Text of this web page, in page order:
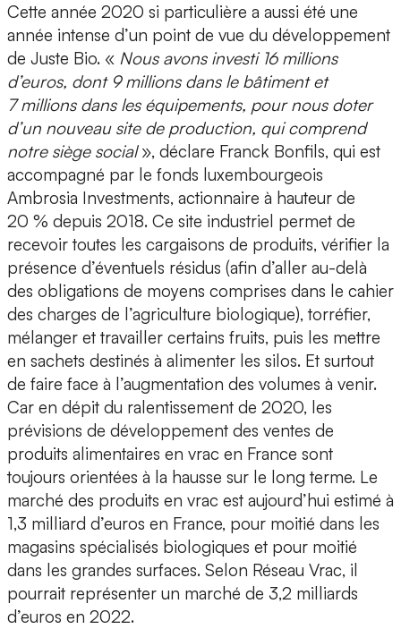
Cette année 2020 si particulière a aussi été une
année intense d’un point de vue du développement
de Juste Bio. « Nous avons investi 16 millions
d’euros, dont 9 millions dans le bâtiment et
7 millions dans les équipements, pour nous doter
d’un nouveau site de production, qui comprend
notre siège social», déclare Franck Bonfils, qui est
accompagné par le fonds luxembourgeois
Ambrosia Investments, actionnaire à hauteur de
20 % depuis 2018. Ce site industriel permet de
recevoir toutes les cargaisons de produits, vérifier la
présence d’éventuels résidus (afin d’aller au-delà
des obligations de moyens comprises dans le cahier
des charges de l’agriculture biologique), torréfier,
mélanger et travailler certains fruits, puis les mettre
en sachets destinés à alimenter les silos. Et surtout
de faire face à l’augmentation des volumes à venir.
Car en dépit du ralentissement de 2020, les
prévisions de développement des ventes de
produits alimentaires en vrac en France sont
toujours orientées à la hausse sur le long terme. Le
marché des produits en vrac est aujourd’hui estimé à
1,3 milliard d’euros en France, pour moitié dans les
magasins spécialisés biologiques et pour moitié
dans les grandes surfaces. Selon Réseau Vrac, il
pourrait représenter un marché de 3,2 milliards
d’euros en 2022.